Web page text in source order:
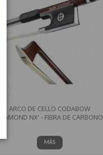
ARCO DE CELLO CODABOW
'DIAMOND NX' - FIBRA DE CARBONO
MÁS